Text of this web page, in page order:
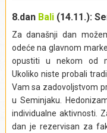
fakultativni izlet do
na južnoj obali
Uživaćemo u plivanju
mleko i raznobojne
nezaobilazna je
vreme, u
Uluvatu (Pura Uluwatu
datira iz 10. veka,
stenovite litice, oko
Indijskog okeana, i
8.dan Bali(14.11.):
Za današnji dan
odeće na glavnom
opustiti u nekom od
Ukoliko niste probali
Vam sa zadovoljstvom
u Seminjaku.
individualne aktivnosti.
dan je rezervisan za